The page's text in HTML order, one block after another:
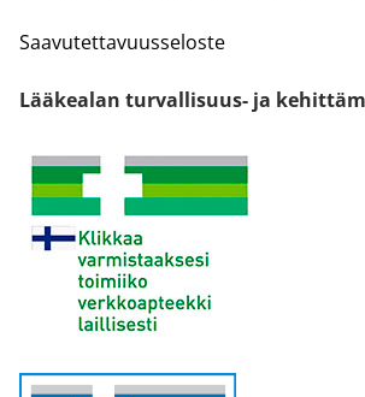
Saavutettavuusseloste
Lääkealan turvallisuus- ja